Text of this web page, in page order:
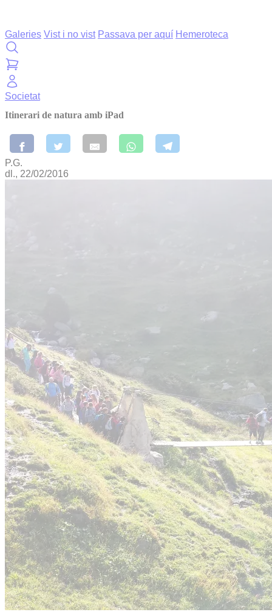
Galeries Vist i no vist Passava per aquí Hemeroteca
Societat
Itinerari de natura amb iPad
P.G.
dl., 22/02/2016